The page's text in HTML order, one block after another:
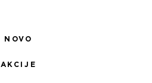
NOVO
AKCIJE